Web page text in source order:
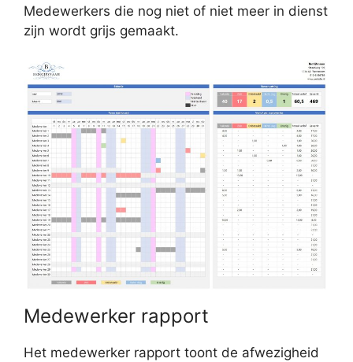
Medewerkers die nog niet of niet meer in dienst
zijn wordt grijs gemaakt.
Medewerker rapport
Het medewerker rapport toont de afwezigheid